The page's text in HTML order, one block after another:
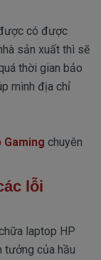
có được
sản xuất thì sẽ
thời gian bảo
mình địa chỉ
Gaming chuyên
lỗi
laptop HP
tưởng của hầu